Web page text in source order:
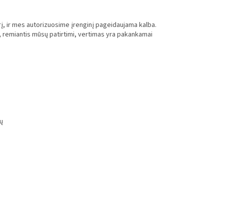
ir mes autorizuosime įrenginį pageidaujama kalba.
mūsų patirtimi, vertimas yra pakankamai